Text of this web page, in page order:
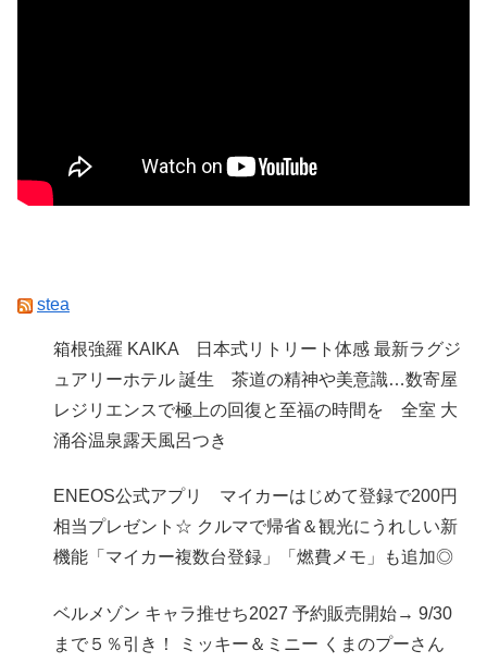
stea
箱根強羅 KAIKA 日本式リトリート体感 最新ラグジ
ュアリーホテル 誕生 茶道の精神や美意識…数寄屋
レジリエンスで極上の回復と至福の時間を 全室 大
涌谷温泉露天風呂つき
ENEOS公式アプリ マイカーはじめて登録で200円
相当プレゼント☆ クルマで帰省＆観光にうれしい新
機能「マイカー複数台登録」「燃費メモ」も追加◎
ベルメゾン キャラ推せち2027 予約販売開始→ 9/30
まで５％引き！ ミッキー＆ミニー くまのプーさん